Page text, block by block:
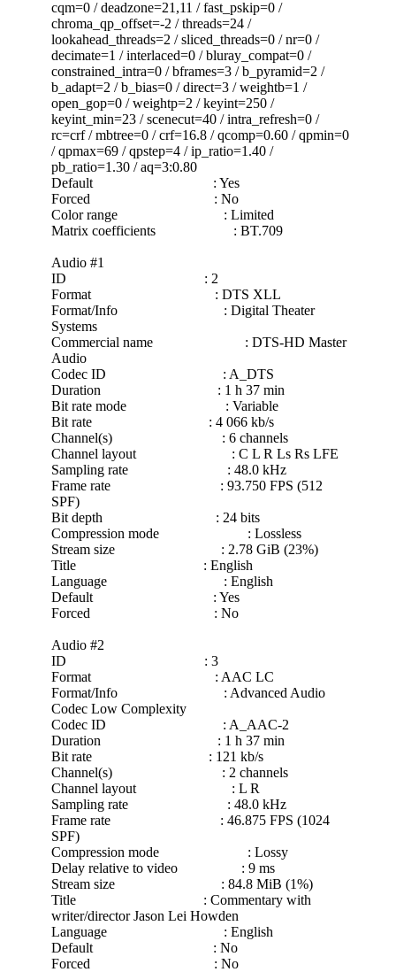
cqm=0 / deadzone=21,11 / fast_pskip=0 /
chroma_qp_offset=-2 / threads=24 /
lookahead_threads=2 / sliced_threads=0 / nr=0 /
decimate=1 / interlaced=0 / bluray_compat=0 /
constrained_intra=0 / bframes=3 / b_pyramid=2 /
b_adapt=2 / b_bias=0 / direct=3 / weightb=1 /
open_gop=0 / weightp=2 / keyint=250 /
keyint_min=23 / scenecut=40 / intra_refresh=0 /
rc=crf / mbtree=0 / crf=16.8 / qcomp=0.60 / qpmin=0
/ qpmax=69 / qpstep=4 / ip_ratio=1.40 /
pb_ratio=1.30 / aq=3:0.80
Default : Yes
Forced : No
Color range : Limited
Matrix coefficients : BT.709
Audio #1
ID : 2
Format : DTS XLL
Format/Info : Digital Theater
Systems
Commercial name : DTS-HD Master
Audio
Codec ID : A_DTS
Duration : 1 h 37 min
Bit rate mode : Variable
Bit rate : 4 066 kb/s
Channel(s) : 6 channels
Channel layout : C L R Ls Rs LFE
Sampling rate : 48.0 kHz
Frame rate : 93.750 FPS (512
SPF)
Bit depth : 24 bits
Compression mode : Lossless
Stream size : 2.78 GiB (23%)
Title : English
Language : English
Default : Yes
Forced : No
Audio #2
ID : 3
Format : AAC LC
Format/Info : Advanced Audio
Codec Low Complexity
Codec ID : A_AAC-2
Duration : 1 h 37 min
Bit rate : 121 kb/s
Channel(s) : 2 channels
Channel layout : L R
Sampling rate : 48.0 kHz
Frame rate : 46.875 FPS (1024
SPF)
Compression mode : Lossy
Delay relative to video : 9 ms
Stream size : 84.8 MiB (1%)
Title : Commentary with
writer/director Jason Lei Howden
Language : English
Default : No
Forced : No